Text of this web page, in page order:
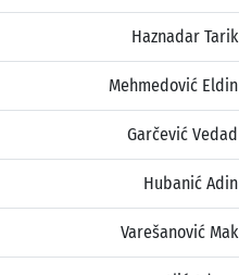
Haznadar Tarik
Mehmedović Eldin
Garčević Vedad
Hubanić Adin
Varešanović Mak